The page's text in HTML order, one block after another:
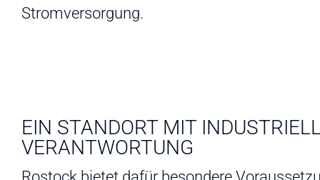
Stromversorgung.
EIN STANDORT MIT
VERANTWORTUNG